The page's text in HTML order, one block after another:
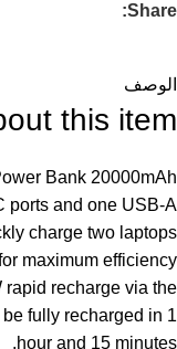
Share:
الوصف
this item
Bank 20000mAh
ports and one USB-A
charge two laptops
maximum efficiency.
rapid recharge via the
fully recharged in 1
hour and 15 minutes.